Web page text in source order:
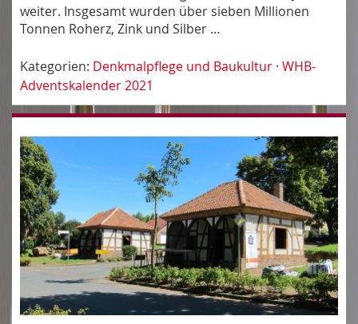
weiter. Insgesamt wurden über sieben Millionen
Tonnen Roherz, Zink und Silber …
Kategorien: Denkmalpflege und Baukultur · WHB-
Adventskalender 2021